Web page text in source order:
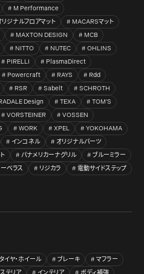
M Performance
ジナルフロアマット
MACARSマット
MAXTON DESIGN
MCB
NITTO NUTEC
OHLINS
PIRELLI
PlasmaDirect
Powercraft RAYS
Rdd
RSR Sabelt
SCHROTH
Design TEXA
TOM’S
VORSTEINER
VOSSEN
WORK XPEL
YOKOHAMA
インコネル
オリジナルパーツ
パナメリカーナグリル
ブルーミラー
ベラス リジカラ 電動サイドステップ
タイヤ・ホイール ブレーキ
マフラー